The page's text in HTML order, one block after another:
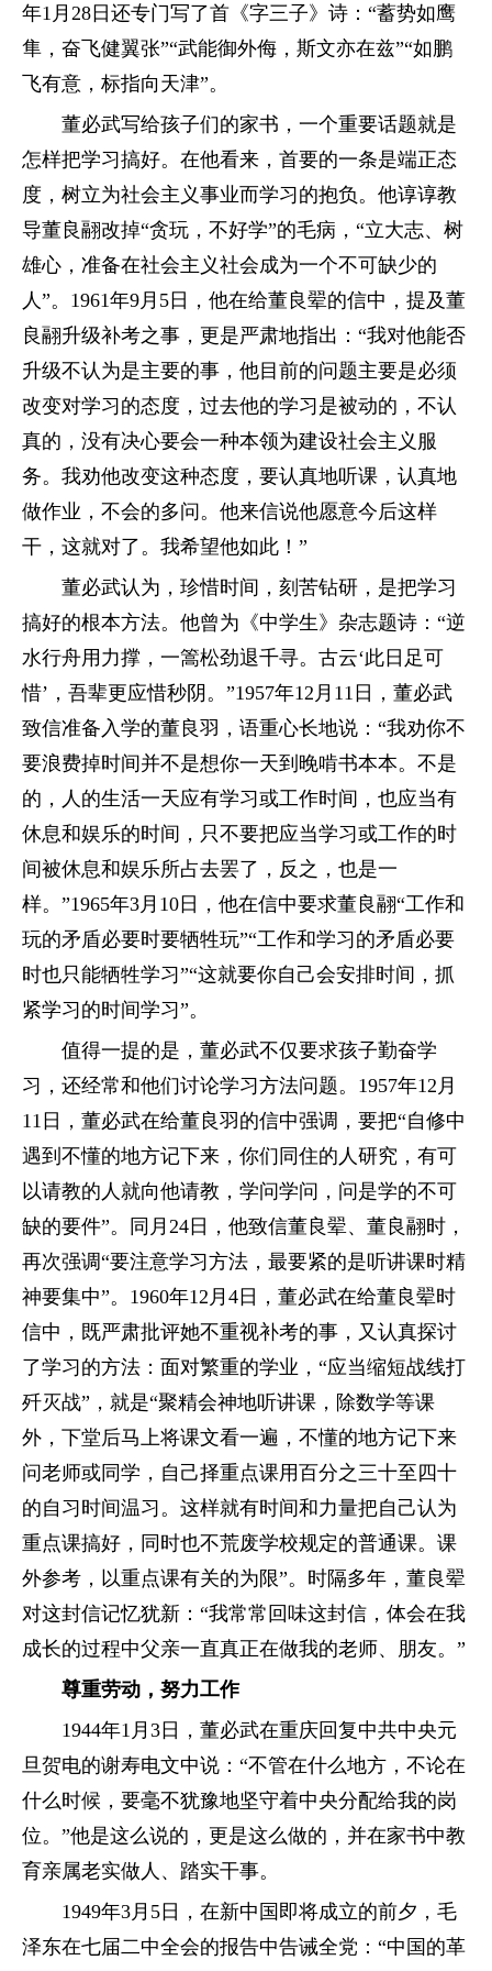
年1月28日还专门写了首《字三子》诗：“蓄势如鹰
隼，奋飞健翼张”“武能御外侮，斯文亦在兹”“如鹏
飞有意，标指向天津”。
董必武写给孩子们的家书，一个重要话题就是
怎样把学习搞好。在他看来，首要的一条是端正态
度，树立为社会主义事业而学习的抱负。他谆谆教
导董良翮改掉“贪玩，不好学”的毛病，“立大志、树
雄心，准备在社会主义社会成为一个不可缺少的
人”。1961年9月5日，他在给董良翚的信中，提及董
良翮升级补考之事，更是严肃地指出：“我对他能否
升级不认为是主要的事，他目前的问题主要是必须
改变对学习的态度，过去他的学习是被动的，不认
真的，没有决心要会一种本领为建设社会主义服
务。我劝他改变这种态度，要认真地听课，认真地
做作业，不会的多问。他来信说他愿意今后这样
干，这就对了。我希望他如此！”
董必武认为，珍惜时间，刻苦钻研，是把学习
搞好的根本方法。他曾为《中学生》杂志题诗：“逆
水行舟用力撑，一篙松劲退千寻。古云‘此日足可
惜’，吾辈更应惜秒阴。”1957年12月11日，董必武
致信准备入学的董良羽，语重心长地说：“我劝你不
要浪费掉时间并不是想你一天到晚啃书本本。不是
的，人的生活一天应有学习或工作时间，也应当有
休息和娱乐的时间，只不要把应当学习或工作的时
间被休息和娱乐所占去罢了，反之，也是一
样。”1965年3月10日，他在信中要求董良翮“工作和
玩的矛盾必要时要牺牲玩”“工作和学习的矛盾必要
时也只能牺牲学习”“这就要你自己会安排时间，抓
紧学习的时间学习”。
值得一提的是，董必武不仅要求孩子勤奋学
习，还经常和他们讨论学习方法问题。1957年12月
11日，董必武在给董良羽的信中强调，要把“自修中
遇到不懂的地方记下来，你们同住的人研究，有可
以请教的人就向他请教，学问学问，问是学的不可
缺的要件”。同月24日，他致信董良翚、董良翮时，
再次强调“要注意学习方法，最要紧的是听讲课时精
神要集中”。1960年12月4日，董必武在给董良翚时
信中，既严肃批评她不重视补考的事，又认真探讨
了学习的方法：面对繁重的学业，“应当缩短战线打
歼灭战”，就是“聚精会神地听讲课，除数学等课
外，下堂后马上将课文看一遍，不懂的地方记下来
问老师或同学，自己择重点课用百分之三十至四十
的自习时间温习。这样就有时间和力量把自己认为
重点课搞好，同时也不荒废学校规定的普通课。课
外参考，以重点课有关的为限”。时隔多年，董良翚
对这封信记忆犹新：“我常常回味这封信，体会在我
成长的过程中父亲一直真正在做我的老师、朋友。”
尊重劳动，努力工作
1944年1月3日，董必武在重庆回复中共中央元
旦贺电的谢寿电文中说：“不管在什么地方，不论在
什么时候，要毫不犹豫地坚守着中央分配给我的岗
位。”他是这么说的，更是这么做的，并在家书中教
育亲属老实做人、踏实干事。
1949年3月5日，在新中国即将成立的前夕，毛
泽东在七届二中全会的报告中告诫全党：“中国的革